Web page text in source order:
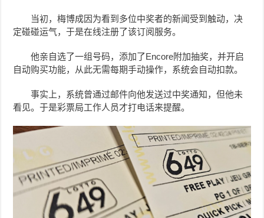
当初，梅博成因为看到多位中奖者的新闻受到触动，决
定碰碰运气，于是在线注册了该订阅服务。
他亲自选了一组号码，添加了Encore附加抽奖，并开启
自动购买功能，从此无需每期手动操作，系统会自动扣款。
事实上，系统曾通过邮件向他发送过中奖通知，但他未
看见。于是彩票局工作人员才打电话来提醒。